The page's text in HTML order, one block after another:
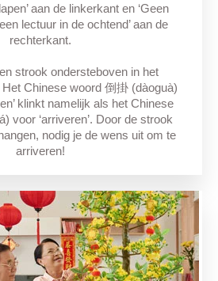
aan de linkerkant en ‘Geen
lectuur in de ochtend’ aan de
rechterkant.
strook ondersteboven in het
Chinese woord 倒掛 (dàoguà)
klinkt namelijk als het Chinese
voor ‘arriveren’. Door de strook
nodig je de wens uit om te
arriveren!